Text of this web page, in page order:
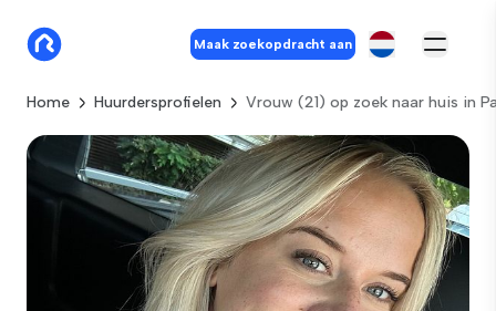
Maak zoekopdracht aan
Home Huurdersprofielen Vrouw (21) op zoek naar huis in